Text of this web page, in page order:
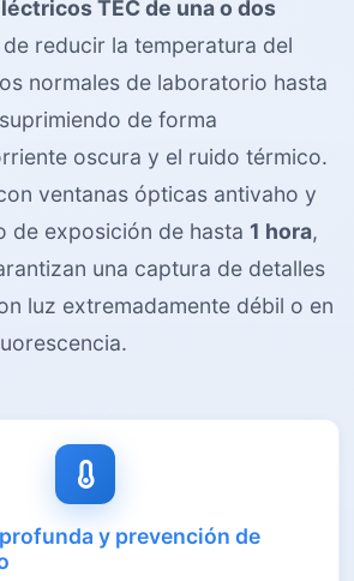
TEC de una o dos
reducir la temperatura del
normales de laboratorio hasta
de forma
oscura y el ruido térmico.
ventanas ópticas antivaho y
de exposición de hasta 1 hora,
una captura de detalles
luz extremadamente débil o en
y prevención de